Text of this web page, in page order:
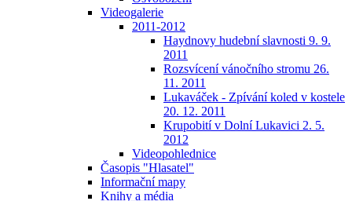
Videogalerie
2011-2012
Haydnovy hudební slavnosti 9. 9.
2011
Rozsvícení vánočního stromu 26.
11. 2011
Lukaváček - Zpívání koled v kostele
20. 12. 2011
Krupobití v Dolní Lukavici 2. 5.
2012
Videopohlednice
Časopis "Hlasatel"
Informační mapy
Knihy a média